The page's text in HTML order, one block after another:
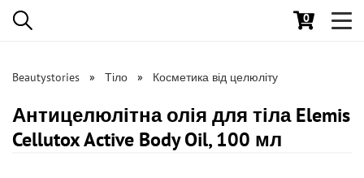
0
Beautystories Тіло Косметика від целюліту
Антицелюлітна олія для тіла Elemis
Cellutox Active Body Oil, 100 мл